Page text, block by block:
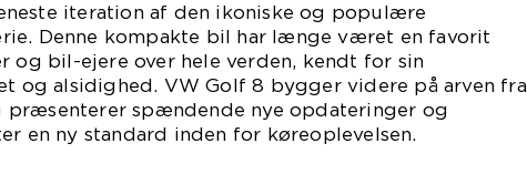
iteration af den ikoniske og populære
Denne kompakte bil har længe været en favorit
og bil-ejere over hele verden, kendt for sin
og alsidighed. VW Golf 8 bygger videre på arven fra
spændende nye opdateringer og
en ny standard inden for køreoplevelsen.